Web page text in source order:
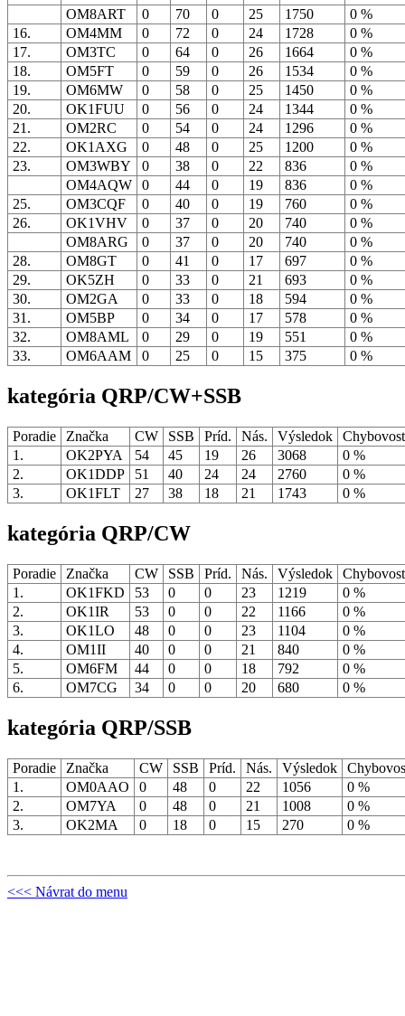
OM8ART
0 70 0 25 1750
0 %
16.
OM4MM 0 72 0 24 1728
0 %
17.
OM3TC 0 64 0 26 1664
0 %
18.
OM5FT 0 59 0 26 1534
0 %
19.
OM6MW 0 58 0 25 1450
0 %
20.
OK1FUU 0 56 0 24 1344
0 %
21.
OM2RC 0 54 0 24 1296
0 %
22.
OK1AXG 0 48 0 25 1200
0 %
23.
OM3WBY 0 38 0 22 836
0 %
OM4AQW
0 44 0 19 836
0 %
25.
OM3CQF 0 40 0 19 760
0 %
26.
OK1VHV 0 37 0 20 740
0 %
OM8ARG
0 37 0 20 740
0 %
28.
OM8GT 0 41 0 17 697
0 %
29.
OK5ZH 0 33 0 21 693
0 %
30.
OM2GA 0 33 0 18 594
0 %
31.
OM5BP 0 34 0 17 578
0 %
32.
OM8AML 0 29 0 19 551
0 %
33.
OM6AAM 0 25 0 15 375 0 %
kategória QRP/CW+SSB
Poradie Značka CW SSB Príd. Nás. Výsledok
1.
OK2PYA 54 45 19 26 3068
0 %
2.
OK1DDP 51 40 24 24 2760
0 %
3.
OK1FLT 27 38 18 21 1743 0 %
kategória QRP/CW
Poradie Značka CW SSB Príd. Nás. Výsledok
1.
OK1FKD 53 0 0 23 1219
0 %
2.
OK1IR 53 0 0 22 1166
0 %
3.
OK1LO 48 0 0 23 1104
0 %
4.
OM1II 40 0 0 21 840
0 %
5.
OM6FM 44 0 0 18 792
0 %
6.
OM7CG 34 0 0 20 680 0 %
kategória QRP/SSB
Poradie Značka CW SSB Príd. Nás. Výsledok
1.
OM0AAO 0 48 0 22 1056
0 %
2.
OM7YA 0 48 0 21 1008
0 %
3.
OK2MA 0 18 0 15 270 0 %
<<< Návrat do menu